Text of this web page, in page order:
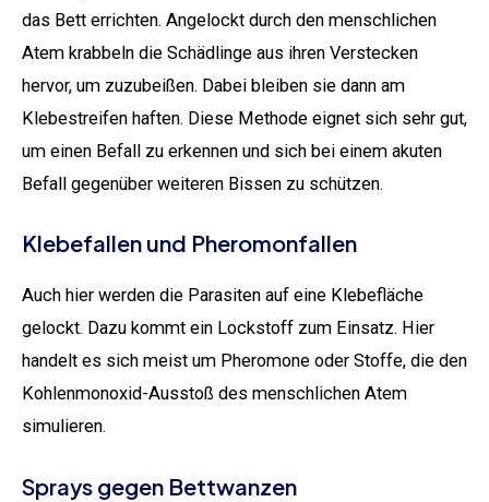
das Bett errichten. Angelockt durch den menschlichen
Atem krabbeln die Schädlinge aus ihren Verstecken
hervor, um zuzubeißen. Dabei bleiben sie dann am
Klebestreifen haften. Diese Methode eignet sich sehr gut,
um einen Befall zu erkennen und sich bei einem akuten
Befall gegenüber weiteren Bissen zu schützen.
Klebefallen und Pheromonfallen
Auch hier werden die Parasiten auf eine Klebefläche
gelockt. Dazu kommt ein Lockstoff zum Einsatz. Hier
handelt es sich meist um Pheromone oder Stoffe, die den
Kohlenmonoxid-Ausstoß des menschlichen Atem
simulieren.
Sprays gegen Bettwanzen